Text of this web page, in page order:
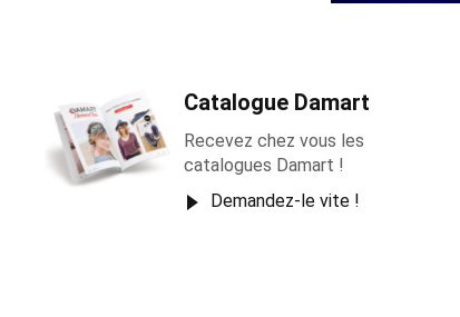
Catalogue Damart
Recevez chez vous les
catalogues Damart !
Demandez-le vite !